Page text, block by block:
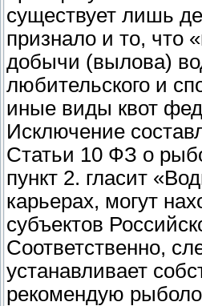
существует лишь
признало и то, что
добычи (вылова)
любительского и
иные виды квот
Исключение
Статьи 10 ФЗ о
пункт 2. гласит
карьерах, могут
субъектов
Соответственно,
устанавливает
рекомендую